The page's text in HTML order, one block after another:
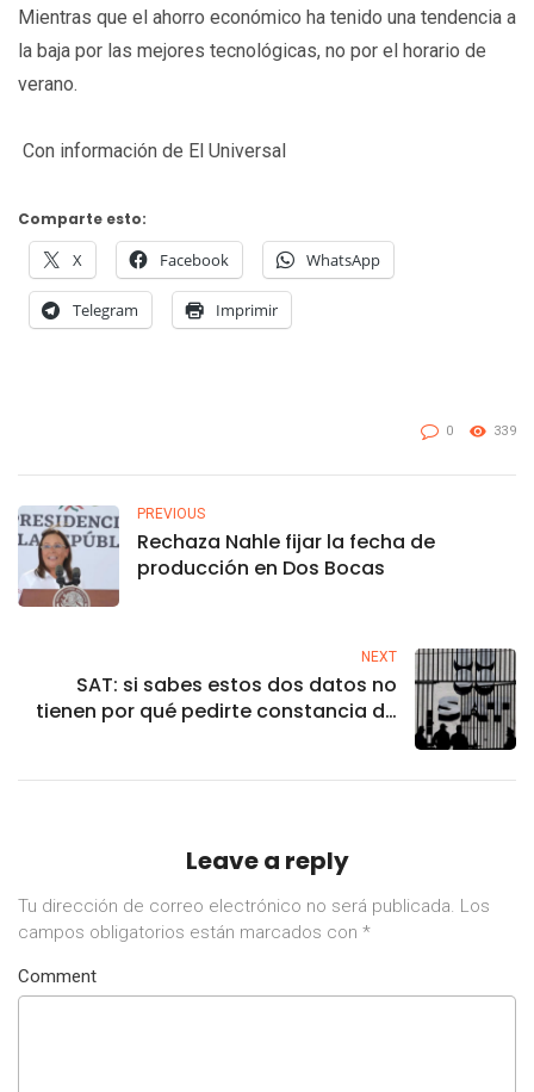
Mientras que el ahorro económico ha tenido una tendencia a
la baja por las mejores tecnológicas, no por el horario de
verano.
Con información de El Universal
Comparte esto:
X Facebook WhatsApp
Telegram Imprimir
0 339
PREVIOUS
Rechaza Nahle fijar la fecha de
producción en Dos Bocas
NEXT
SAT: si sabes estos dos datos no
tienen por qué pedirte constancia de
Leave a reply
Tu dirección de correo electrónico no será publicada. Los
campos obligatorios están marcados con *
Comment